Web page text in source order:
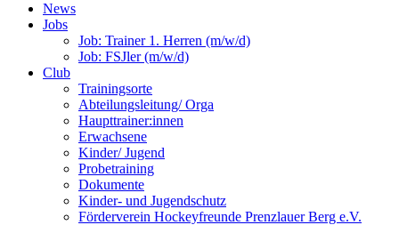
News
Jobs
Job: Trainer 1. Herren (m/w/d)
Job: FSJler (m/w/d)
Club
Trainingsorte
Abteilungsleitung/ Orga
Haupttrainer:innen
Erwachsene
Kinder/ Jugend
Probetraining
Dokumente
Kinder- und Jugendschutz
Förderverein Hockeyfreunde Prenzlauer Berg e.V.